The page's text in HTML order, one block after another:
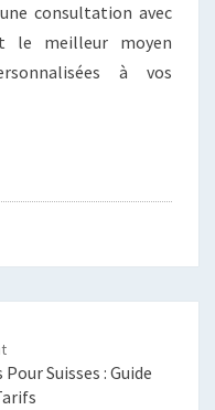
consultation avec
le meilleur moyen
à vos
Suisses : Guide